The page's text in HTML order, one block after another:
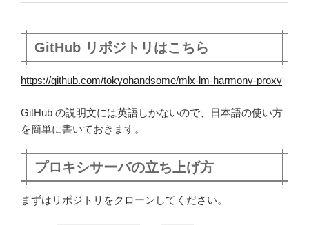
GitHub リポジトリはこちら
https://github.com/tokyohandsome/mlx-lm-harmony-proxy
GitHub の説明文には英語しかないので、日本語の使い方
を簡単に書いておきます。
プロキシサーバの立ち上げ方
まずはリポジトリをクローンしてください。